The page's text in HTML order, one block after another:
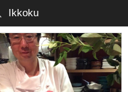
Ikkoku